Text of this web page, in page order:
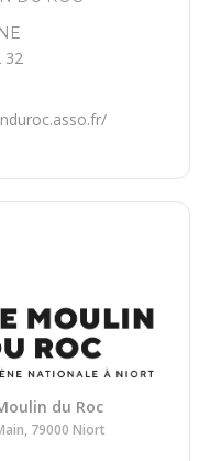
32
du Roc
79000 Niort